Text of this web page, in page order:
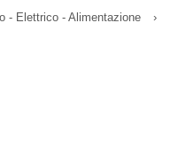
- Elettrico - Alimentazione
›